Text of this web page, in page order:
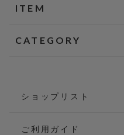
ITEM
CATEGORY
ショップリスト
ご利用ガイド